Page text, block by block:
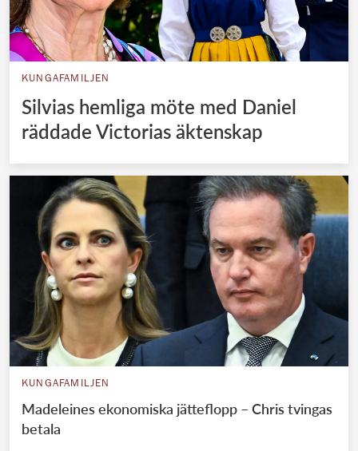
KUNGAFAMILJEN
Silvias hemliga möte med Daniel
räddade Victorias äktenskap
KUNGAFAMILJEN
Madeleines ekonomiska jätteflopp – Chris tvingas
betala